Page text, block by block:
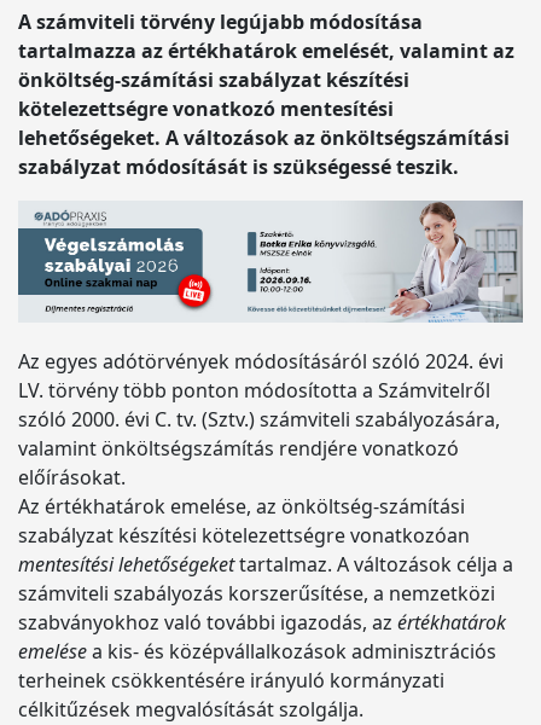
A számviteli törvény legújabb módosítása
tartalmazza az értékhatárok emelését, valamint az
önköltség-számítási szabályzat készítési
kötelezettségre vonatkozó mentesítési
lehetőségeket. A változások az önköltségszámítási
szabályzat módosítását is szükségessé teszik.
Az egyes adótörvények módosításáról szóló 2024. évi
LV. törvény több ponton módosította a Számvitelről
szóló 2000. évi C. tv. (Sztv.) számviteli szabályozására,
valamint önköltségszámítás rendjére vonatkozó
előírásokat.
Az értékhatárok emelése, az önköltség-számítási
szabályzat készítési kötelezettségre vonatkozóan
mentesítési lehetőségekettartalmaz. A változások célja a
számviteli szabályozás korszerűsítése, a nemzetközi
szabványokhoz való további igazodás, az értékhatárok
emelésea kis- és középvállalkozások adminisztrációs
terheinek csökkentésére irányuló kormányzati
célkitűzések megvalósítását szolgálja.